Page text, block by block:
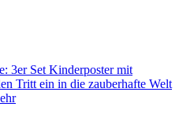
3er Set Kinderposter mit
Tritt ein in die zauberhafte Welt